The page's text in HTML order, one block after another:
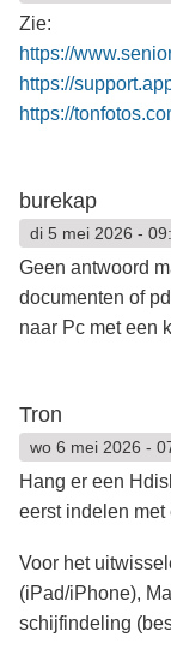
Zie:
https://
https://
https://
burekap
di 5 mei 2026 -
Geen antwoord
documenten of
naar Pc met een
Tron
wo 6 mei 2026 -
Hang er een
eerst indelen met
Voor het
(iPad/iPhone),
schijfindeling